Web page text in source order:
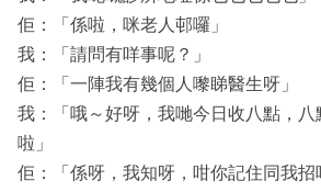
佢：「係啦，咪老人邨囉」
我：「請問有咩事呢？」
佢：「一陣我有幾個人嚟睇醫生呀」
我：「哦～好呀，我哋今日收八點，八
啦」
佢：「係呀，我知呀，咁你記住同我招